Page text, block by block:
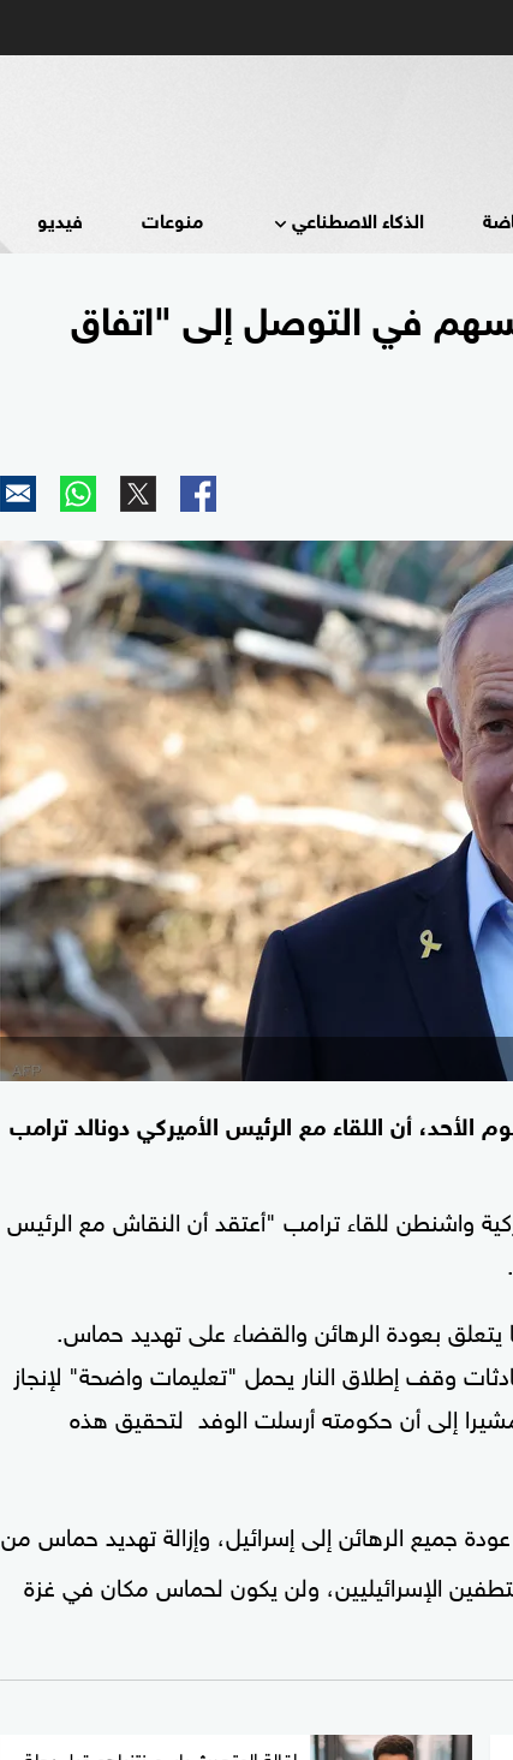
الذكاء الاصطناعي منوعات فيديو
في التوصل إلى "اتفاق
الأحد، أن اللقاء مع الرئيس الأميركي دونالد ترامب
واشنطن للقاء ترامب "أعتقد أن النقاش مع الرئيس
بعودة الرهائن والقضاء على تهديد حماس.
وقف إطلاق النار يحمل "تعليمات واضحة" لإنجاز
إلى أن حكومته أرسلت الوفد لتحقيق هذه
جميع الرهائن إلى إسرائيل، وإزالة تهديد حماس من
الإسرائيليين، ولن يكون لحماس مكان في غزة